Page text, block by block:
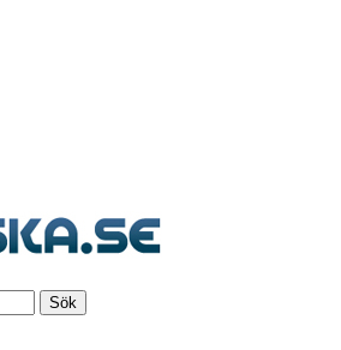
Sök